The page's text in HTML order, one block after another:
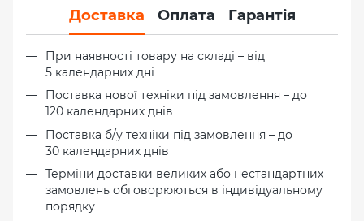
Доставка Оплата Гарантія
При наявності товару на складі – від
5 календарних дні
Поставка нової техніки під замовлення – до
120 календарних днів
Поставка б/у техніки під замовлення – до
30 календарних днів
Терміни доставки великих або нестандартних
замовлень обговорюються в індивідуальному
порядку